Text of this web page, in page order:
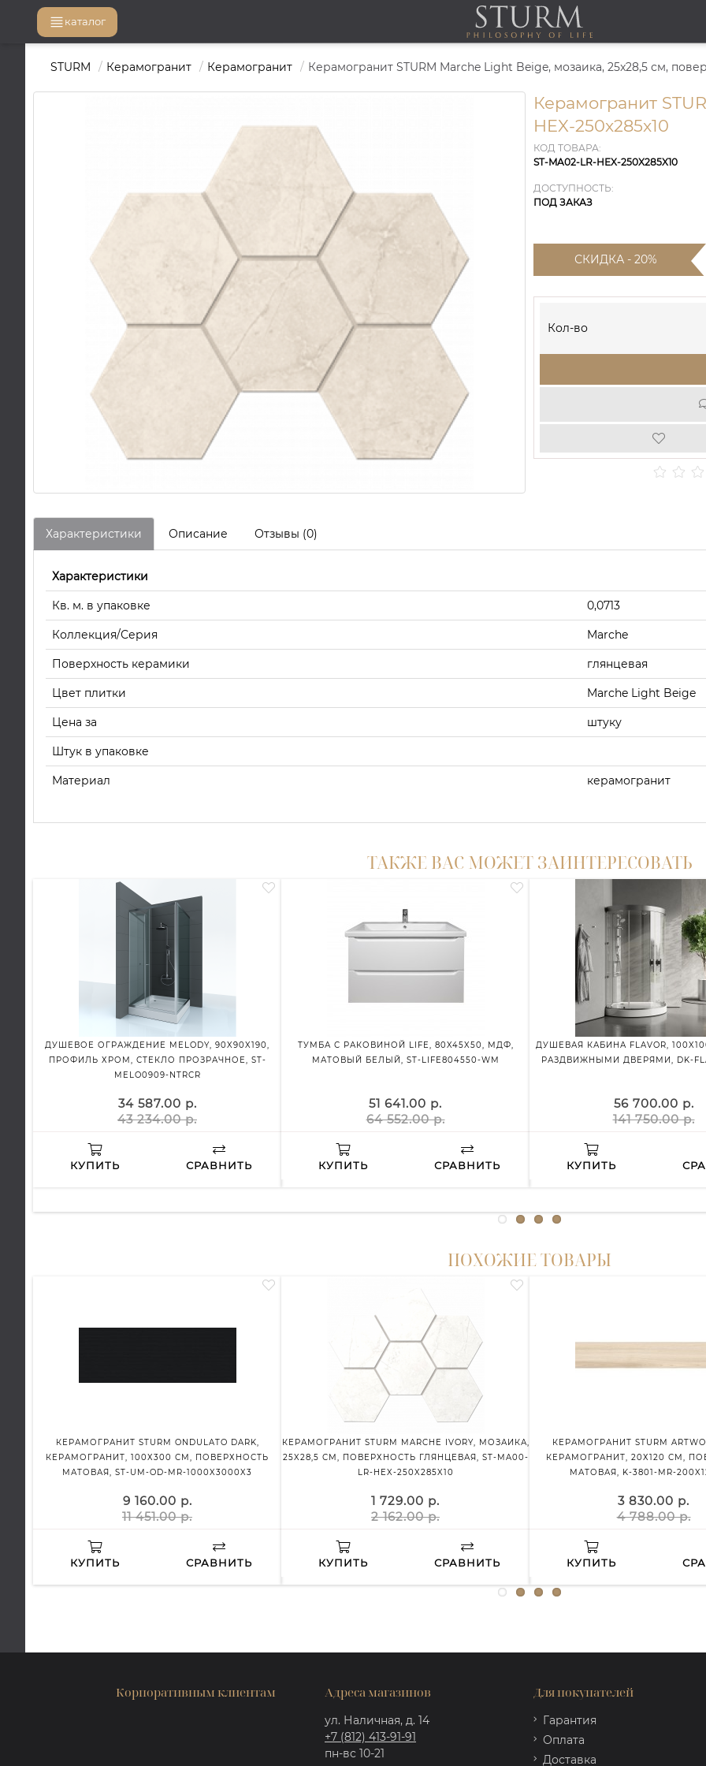
каталог
STURM Керамогранит Керамогранит Керамогранит STURM Marche Light Beige, мозаика, 25x28,5 см,
Керамогранит
HEX-250x285x10
КОД ТОВАРА:
ST-MA02-LR-HEX-250X285X10
ДОСТУПНОСТЬ:
ПОД ЗАКАЗ
СКИДКА - 20%
Кол-во
Характеристики Описание Отзывы (0)
Характеристики
Кв. м. в упаковке 0,0713
Коллекция/Серия Marche
Поверхность керамики глянцевая
Цвет плитки Marche Light Beige
Цена за штуку
Штук в упаковке
Материал керамогранит
ТАКЖЕ ВАС МОЖЕТ ЗАИНТЕРЕСОВАТЬ
ДУШЕВОЕ ОГРАЖДЕНИЕ MELODY, 90X90X190,
ПРОФИЛЬ ХРОМ, СТЕКЛО ПРОЗРАЧНОЕ, ST-
MELO0909-NTRCR
34 587.00 р.
43 234.00 р.
КУПИТЬ СРАВНИТЬ
ТУМБА С РАКОВИНОЙ LIFE, 80X45X50, МДФ,
МАТОВЫЙ БЕЛЫЙ, ST-LIFE804550-WM
51 641.00 р.
64 552.00 р.
КУПИТЬ СРАВНИТЬ
ДУШЕВАЯ КАБИНА FLAVOR,
РАЗДВИЖНЫМИ ДВЕРЯМИ, DK-
56 700.00 р.
141 750.00 р.
КУПИТЬ
ПОХОЖИЕ ТОВАРЫ
КЕРАМОГРАНИТ STURM ONDULATO DARK,
КЕРАМОГРАНИТ, 100Х300 СМ, ПОВЕРХНОСТЬ
МАТОВАЯ, ST-UM-OD-MR-1000X3000X3
9 160.00 р.
11 451.00 р.
КУПИТЬ СРАВНИТЬ
КЕРАМОГРАНИТ STURM MARCHE IVORY, МОЗАИКА,
25X28,5 СМ, ПОВЕРХНОСТЬ ГЛЯНЦЕВАЯ, ST-MA00-
LR-HEX-250X285X10
1 729.00 р.
2 162.00 р.
КУПИТЬ СРАВНИТЬ
КЕРАМОГРАНИТ STURM
КЕРАМОГРАНИТ, 20Х120 СМ,
МАТОВАЯ, K-3801-MR-
3 830.00 р.
4 788.00 р.
КУПИТЬ
Корпоративным клиентам Адреса магазинов
ул. Наличная, д. 14
+7 (812) 413-91-91
пн-вс 10-21
Для покупателей
Гарантия
Оплата
Доставка